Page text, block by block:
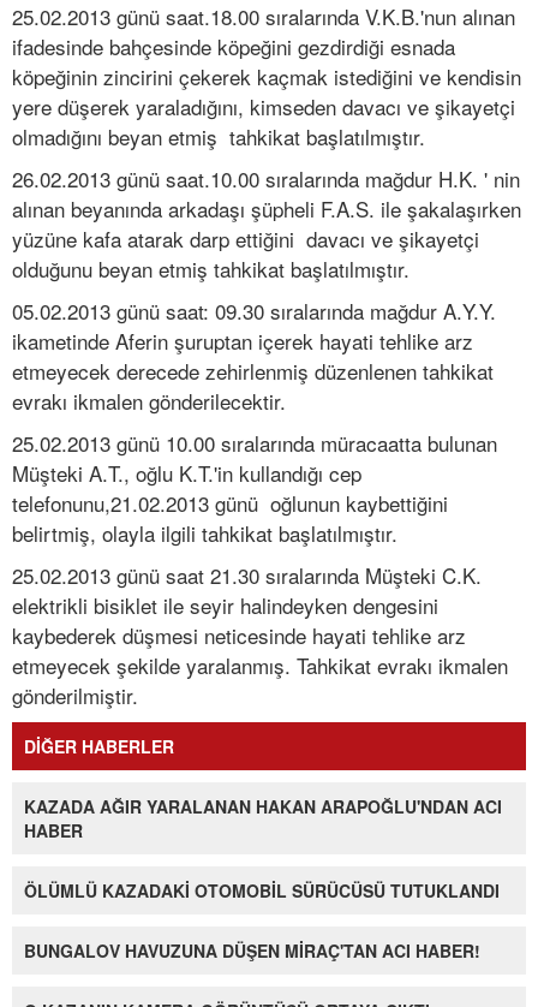
25.02.2013 günü saat.18.00 sıralarında V.K.B.'nun alınan
ifadesinde bahçesinde köpeğini gezdirdiği esnada
köpeğinin zincirini çekerek kaçmak istediğini ve kendisin
yere düşerek yaraladığını, kimseden davacı ve şikayetçi
olmadığını beyan etmiş tahkikat başlatılmıştır.
26.02.2013 günü saat.10.00 sıralarında mağdur H.K. ' nin
alınan beyanında arkadaşı şüpheli F.A.S. ile şakalaşırken
yüzüne kafa atarak darp ettiğini davacı ve şikayetçi
olduğunu beyan etmiş tahkikat başlatılmıştır.
05.02.2013 günü saat: 09.30 sıralarında mağdur A.Y.Y.
ikametinde Aferin şuruptan içerek hayati tehlike arz
etmeyecek derecede zehirlenmiş düzenlenen tahkikat
evrakı ikmalen gönderilecektir.
25.02.2013 günü 10.00 sıralarında müracaatta bulunan
Müşteki A.T., oğlu K.T.'in kullandığı cep
telefonunu,21.02.2013 günü oğlunun kaybettiğini
belirtmiş, olayla ilgili tahkikat başlatılmıştır.
25.02.2013 günü saat 21.30 sıralarında Müşteki C.K.
elektrikli bisiklet ile seyir halindeyken dengesini
kaybederek düşmesi neticesinde hayati tehlike arz
etmeyecek şekilde yaralanmış. Tahkikat evrakı ikmalen
gönderilmiştir.
DİĞER HABERLER
KAZADA AĞIR YARALANAN HAKAN ARAPOĞLU'NDAN ACI
HABER
ÖLÜMLÜ KAZADAKİ OTOMOBİL SÜRÜCÜSÜ TUTUKLANDI
BUNGALOV HAVUZUNA DÜŞEN MİRAÇ'TAN ACI HABER!